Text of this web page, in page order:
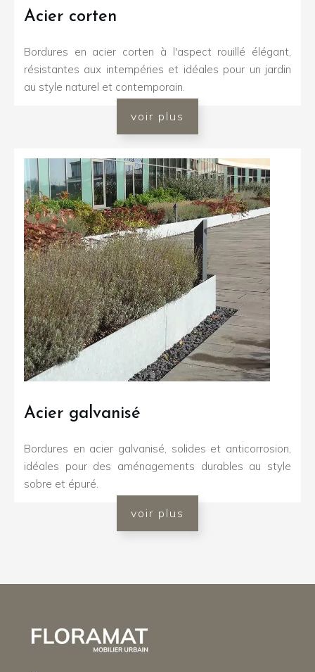
Acier corten
Bordures en acier corten à l'aspect rouillé élégant,
résistantes aux intempéries et idéales pour un jardin
au style naturel et contemporain.
voir plus
Acier galvanisé
Bordures en acier galvanisé, solides et anticorrosion,
idéales pour des aménagements durables au style
sobre et épuré.
voir plus